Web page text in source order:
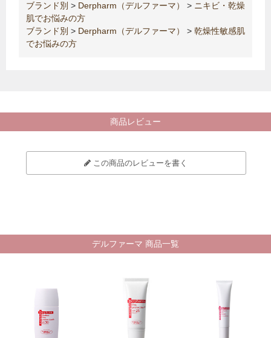
ブランド別 > Derpharm（デルファーマ） > ニキビ・乾燥
肌でお悩みの方
ブランド別 > Derpharm（デルファーマ） > 乾燥性敏感肌
でお悩みの方
商品レビュー
この商品のレビューを書く
デルファーマ 商品一覧